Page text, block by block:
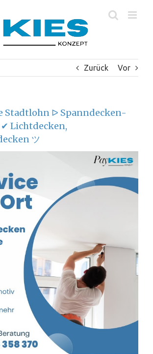
Zurück Vor
Stadtlohn ᐅ Spanndecken-
Lichtdecken,
ツ